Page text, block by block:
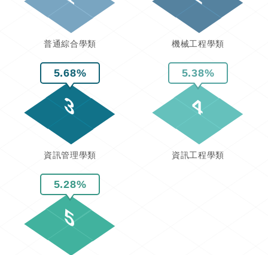
普通綜合學類 機械工程學類
5.68%
3
資訊管理學類
5.38%
4
資訊工程學類
5.28%
5